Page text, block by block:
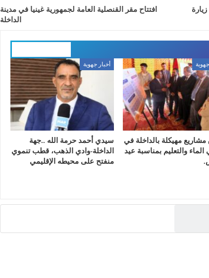
افتتاح مقر القنصلية العامة لجمهورية غينيا في مدينة
الداخلة
مشاريع مهيكلة بالداخلة في
والتعليم بمناسبة عيد
أخبار جهوية
سيدي أحمد حرمة الله ..جهة
الداخلة-وادي الذهب، قطب تنموي
منفتح على محيطه الإقليمي